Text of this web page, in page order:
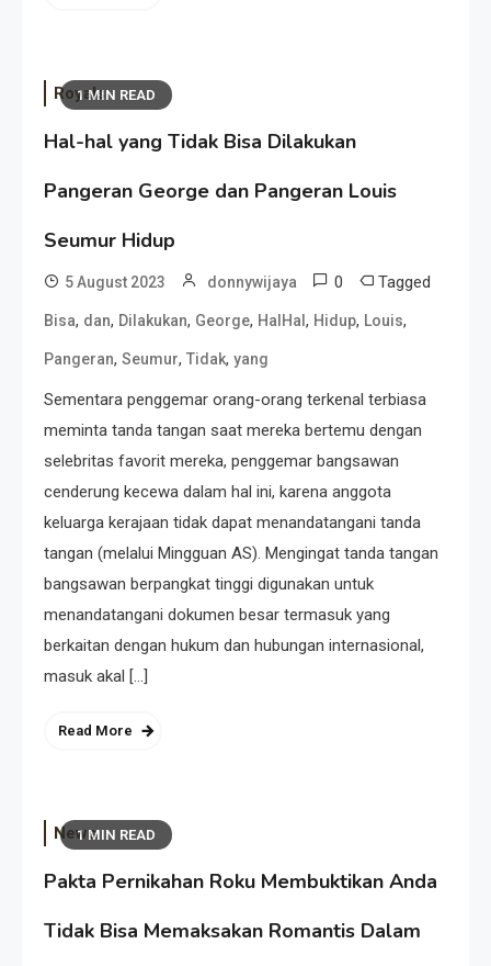
1 MIN READ
Royals
Hal-hal yang Tidak Bisa Dilakukan
Pangeran George dan Pangeran Louis
Seumur Hidup
5 August 2023 donnywijaya 0 Tagged
Bisa, dan, Dilakukan, George, HalHal , Hidup, Louis,
Pangeran, Seumur, Tidak, yang
Sementara penggemar orang-orang terkenal terbiasa
meminta tanda tangan saat mereka bertemu dengan
selebritas favorit mereka, penggemar bangsawan
cenderung kecewa dalam hal ini, karena anggota
keluarga kerajaan tidak dapat menandatangani tanda
tangan (melalui Mingguan AS). Mengingat tanda tangan
bangsawan berpangkat tinggi digunakan untuk
menandatangani dokumen besar termasuk yang
berkaitan dengan hukum dan hubungan internasional,
masuk akal […]
Read More
1 MIN READ
News
Pakta Pernikahan Roku Membuktikan Anda
Tidak Bisa Memaksakan Romantis Dalam